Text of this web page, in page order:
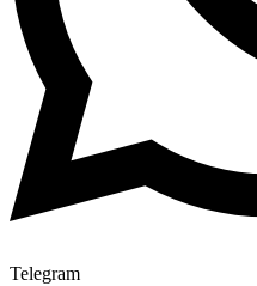
Telegram